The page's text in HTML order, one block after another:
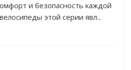
и безопасность каждой
этой серии явл...